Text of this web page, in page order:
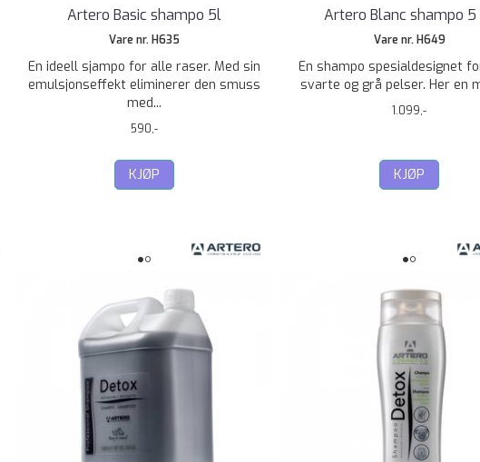
Artero Basic shampo 5l
Vare nr. H635
En ideell sjampo for alle raser. Med sin
emulsjonseffekt eliminerer den smuss
med...
590,-
KJØP
Artero Blanc shampo
Vare nr. H649
En shampo spesialdesignet
svarte og grå pelser. Her en
1.099,-
KJØP